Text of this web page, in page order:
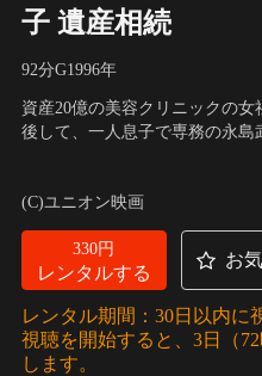
子 遺産相続
92分G1996年
資産20億の美容クリニックの
後して、一人息子で専務の永
さ子）は、その無実を確信。
(C)ユニオン映画
330円
レンタルする
お
レンタル期間：30日以内に
視聴を開始すると、3日（
します。